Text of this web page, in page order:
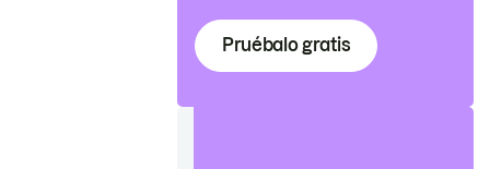
Pruébalo gratis